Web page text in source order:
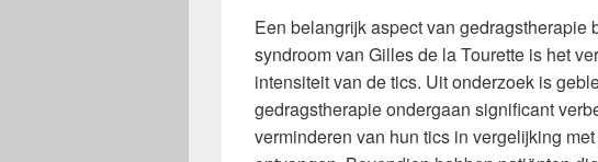
Een belangrijk aspect van gedragstherapie
syndroom van Gilles de la Tourette is het
intensiteit van de tics. Uit onderzoek is
gedragstherapie ondergaan significant
verminderen van hun tics in vergelijking